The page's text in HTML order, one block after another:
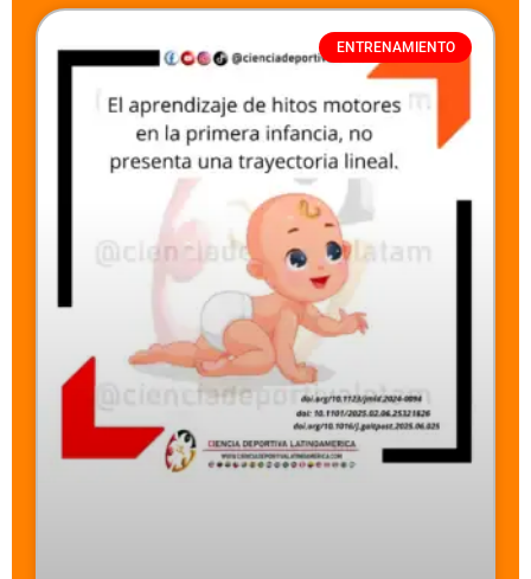
ENTRENAMIENTO